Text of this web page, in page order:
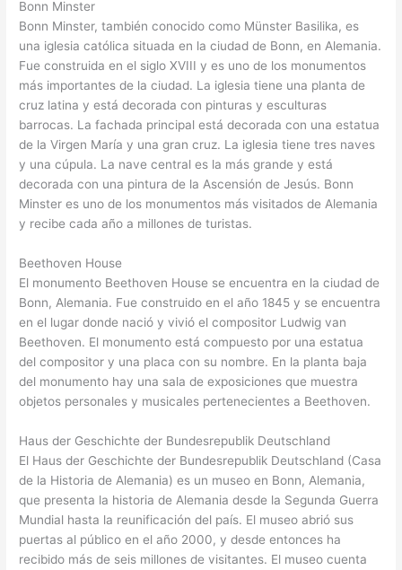
Bonn Minster
Bonn Minster, también conocido como Münster Basilika, es
una iglesia católica situada en la ciudad de Bonn, en Alemania.
Fue construida en el siglo XVIII y es uno de los monumentos
más importantes de la ciudad. La iglesia tiene una planta de
cruz latina y está decorada con pinturas y esculturas
barrocas. La fachada principal está decorada con una estatua
de la Virgen María y una gran cruz. La iglesia tiene tres naves
y una cúpula. La nave central es la más grande y está
decorada con una pintura de la Ascensión de Jesús. Bonn
Minster es uno de los monumentos más visitados de Alemania
y recibe cada año a millones de turistas.
Beethoven House
El monumento Beethoven House se encuentra en la ciudad de
Bonn, Alemania. Fue construido en el año 1845 y se encuentra
en el lugar donde nació y vivió el compositor Ludwig van
Beethoven. El monumento está compuesto por una estatua
del compositor y una placa con su nombre. En la planta baja
del monumento hay una sala de exposiciones que muestra
objetos personales y musicales pertenecientes a Beethoven.
Haus der Geschichte der Bundesrepublik Deutschland
El Haus der Geschichte der Bundesrepublik Deutschland (Casa
de la Historia de Alemania) es un museo en Bonn, Alemania,
que presenta la historia de Alemania desde la Segunda Guerra
Mundial hasta la reunificación del país. El museo abrió sus
puertas al público en el año 2000, y desde entonces ha
recibido más de seis millones de visitantes. El museo cuenta